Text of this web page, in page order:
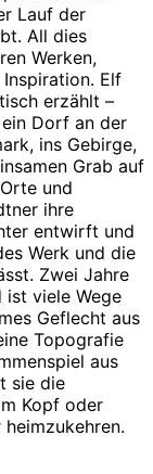
Lauf der
All dies
Werken,
Elf
erzählt –
Dorf an der
ins Gebirge,
Grab auf
und
ihre
entwirft und
Werk und die
Zwei Jahre
viele Wege
Geflecht aus
Topografie
aus
sie die
Kopf oder